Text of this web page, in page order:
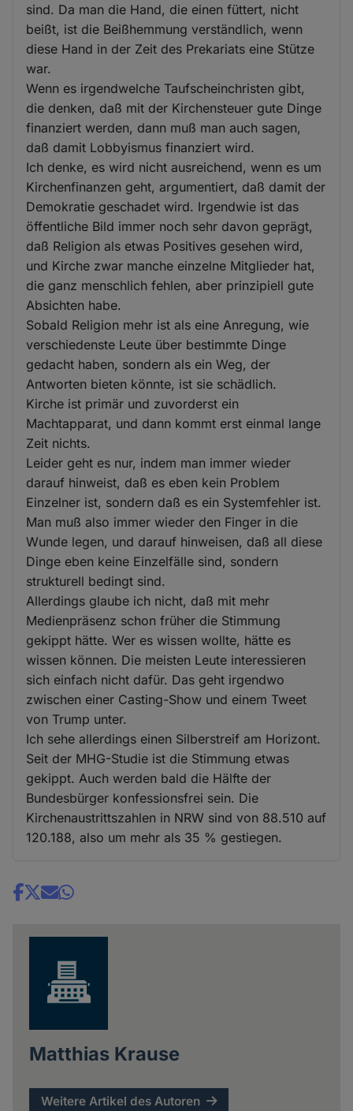
sind. Da man die Hand, die einen füttert, nicht
beißt, ist die Beißhemmung verständlich, wenn
diese Hand in der Zeit des Prekariats eine Stütze
war.
Wenn es irgendwelche Taufscheinchristen gibt,
die denken, daß mit der Kirchensteuer gute Dinge
finanziert werden, dann muß man auch sagen,
daß damit Lobbyismus finanziert wird.
Ich denke, es wird nicht ausreichend, wenn es um
Kirchenfinanzen geht, argumentiert, daß damit der
Demokratie geschadet wird. Irgendwie ist das
öffentliche Bild immer noch sehr davon geprägt,
daß Religion als etwas Positives gesehen wird,
und Kirche zwar manche einzelne Mitglieder hat,
die ganz menschlich fehlen, aber prinzipiell gute
Absichten habe.
Sobald Religion mehr ist als eine Anregung, wie
verschiedenste Leute über bestimmte Dinge
gedacht haben, sondern als ein Weg, der
Antworten bieten könnte, ist sie schädlich.
Kirche ist primär und zuvorderst ein
Machtapparat, und dann kommt erst einmal lange
Zeit nichts.
Leider geht es nur, indem man immer wieder
darauf hinweist, daß es eben kein Problem
Einzelner ist, sondern daß es ein Systemfehler ist.
Man muß also immer wieder den Finger in die
Wunde legen, und darauf hinweisen, daß all diese
Dinge eben keine Einzelfälle sind, sondern
strukturell bedingt sind.
Allerdings glaube ich nicht, daß mit mehr
Medienpräsenz schon früher die Stimmung
gekippt hätte. Wer es wissen wollte, hätte es
wissen können. Die meisten Leute interessieren
sich einfach nicht dafür. Das geht irgendwo
zwischen einer Casting-Show und einem Tweet
von Trump unter.
Ich sehe allerdings einen Silberstreif am Horizont.
Seit der MHG-Studie ist die Stimmung etwas
gekippt. Auch werden bald die Hälfte der
Bundesbürger konfessionsfrei sein. Die
Kirchenaustrittszahlen in NRW sind von 88.510 auf
120.188, also um mehr als 35 % gestiegen.
Share
Matthias Krause
Weitere Artikel des Autoren